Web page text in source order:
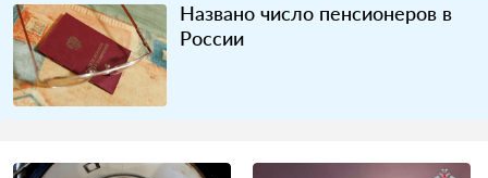
Названо число пенсионеров в
России